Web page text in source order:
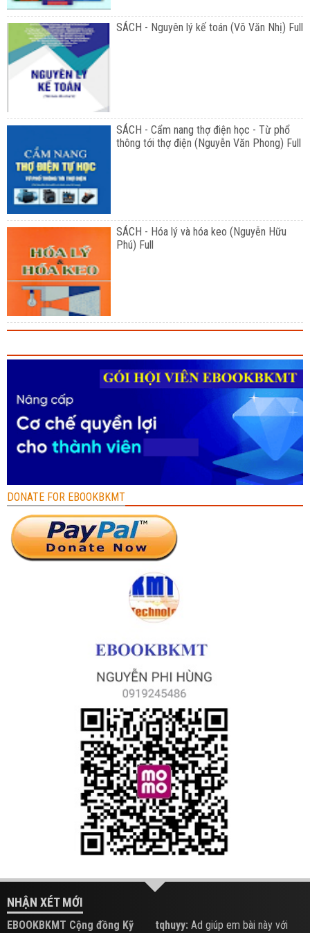
SÁCH - Nguyên lý kế toán (Võ Văn Nhị) Full
SÁCH - Cẩm nang thợ điện học - Từ phổ
thông tới thợ điện (Nguyễn Văn Phong) Full
SÁCH - Hóa lý và hóa keo (Nguyễn Hữu
Phú) Full
DONATE FOR EBOOKBKMT
NHẬN XÉT MỚI
EBOOKBKMT Cộng đồng Kỹ tqhuyy: Ad giúp em bài này với